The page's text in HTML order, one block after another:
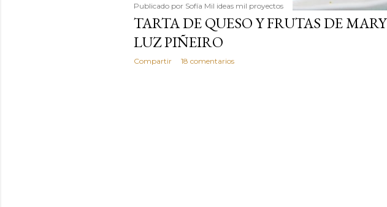
Publicado por Sofía Mil ideas mil proyectos
TARTA DE QUESO Y FRUTAS DE MARY
LUZ PIÑEIRO
Compartir 18 comentarios